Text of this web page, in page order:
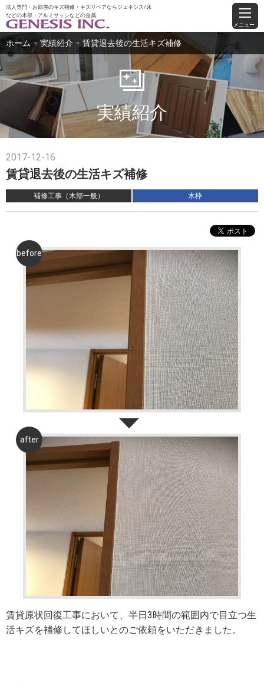
法人専門・お部屋のキズ補修・キズリペアならジェネシス/床
などの木部・アルミサッシなどの金属
メニュー
ホーム ＞ 実績紹介 ＞ 賃貸退去後の生活キズ補修
実績紹介
2017-12-16
賃貸退去後の生活キズ補修
補修工事（木部一般） 木枠
賃貸原状回復工事において、半日3時間の範囲内で目立つ生
活キズを補修してほしいとのご依頼をいただきました。